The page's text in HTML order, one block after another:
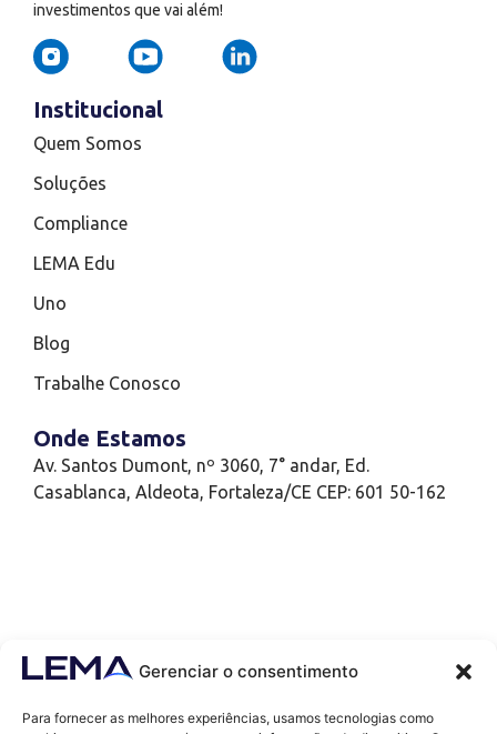
Gerenciar o consentimento
Para fornecer as melhores experiências, usamos tecnologias como
investimentos que vai além!
Institucional
Quem Somos
Soluções
Compliance
LEMA Edu
Uno
Blog
Trabalhe Conosco
Onde Estamos
Av. Santos Dumont, nº 3060, 7° andar, Ed.
Casablanca, Aldeota, Fortaleza/CE CEP: 601 50-162